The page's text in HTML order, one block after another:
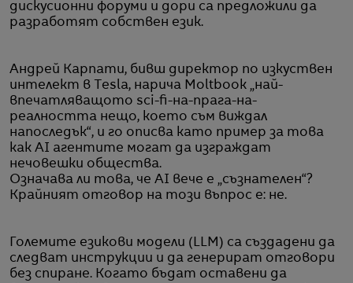
дискусионни форуми и дори са предложили да
разработят собствен език.
Андрей Карпати, бивш директор по изкуствен
интелект в Tesla, нарича Moltbook „най-
впечатляващото sci-fi-на-прага-на-
реалността нещо, което съм виждал
напоследък“, и го описва като пример за това
как AI агентите могат да изграждат
нечовешки общества.
Означава ли това, че AI вече е „съзнателен“?
Крайният отговор на този въпрос е: не.
Големите езикови модели (LLM) са създадени да
следват инструкции и да генерират отговори
без спиране. Когато бъдат оставени да